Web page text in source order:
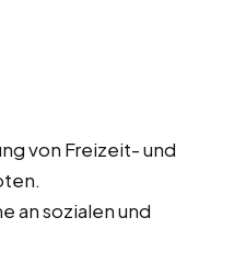
von Freizeit- und
an sozialen und